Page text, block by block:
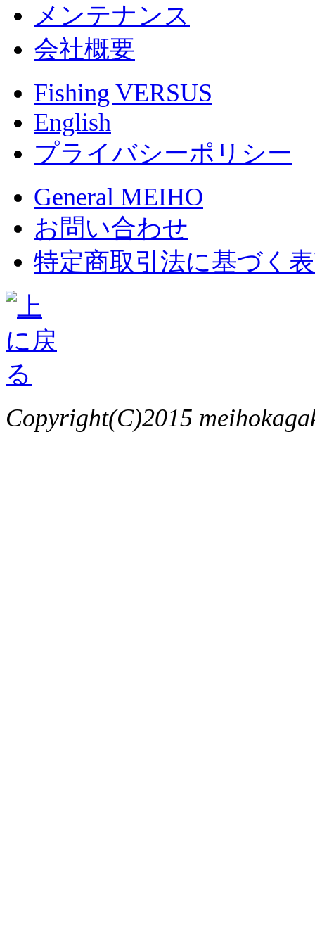
メンテナンス
会社概要
Fishing VERSUS
English
プライバシーポリシー
General MEIHO
お問い合わせ
特定商取引法に基づく
Copyright(C)2015